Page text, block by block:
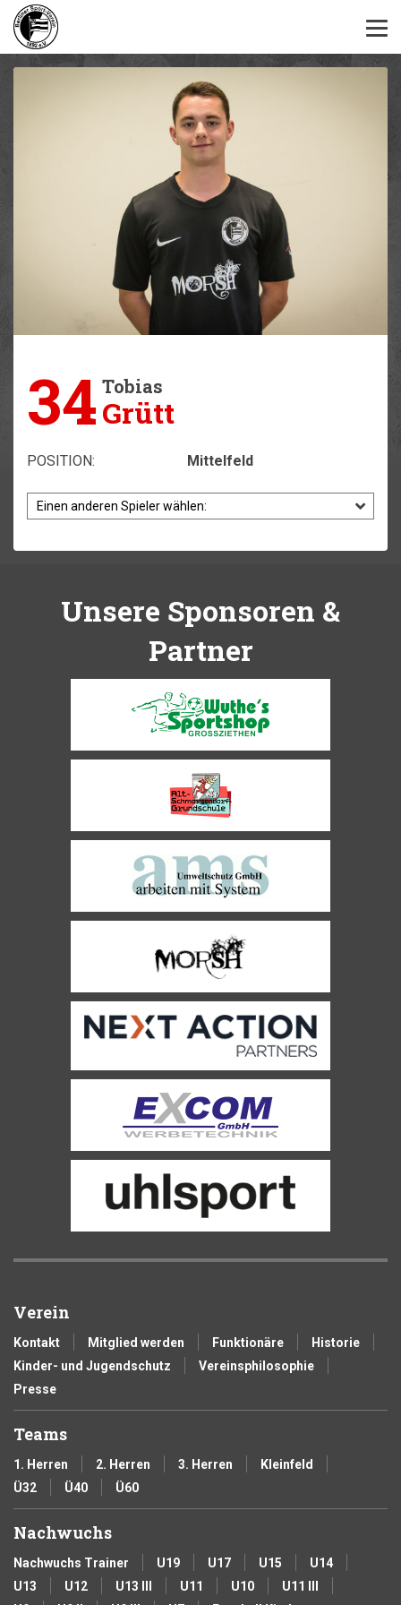
34 Tobias
Grütt
POSITION: Mittelfeld
Unsere Sponsoren &
Partner
Verein
Kontakt Mitglied werden Funktionäre
Historie
Kinder- und Jugendschutz
Vereinsphilosophie
Presse
Teams
1. Herren 2. Herren 3. Herren
Kleinfeld
Ü32
Ü40 Ü60
Nachwuchs
Nachwuchs Trainer U19 U17 U15
U14
U13
U12 U13 III U11 U10
U11 III